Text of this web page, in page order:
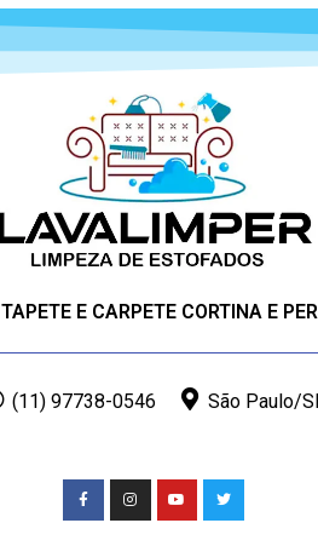
E CARPETE CORTINA E
(11) 97738-0546 São Paulo/